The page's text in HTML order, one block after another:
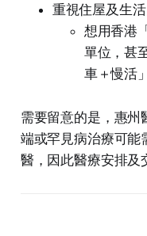
重視住屋及生活
想用香港
單位，甚
車＋慢活
需要留意的是，惠州
端或罕見病治療可能
醫，因此醫療安排及